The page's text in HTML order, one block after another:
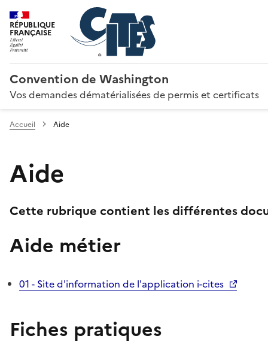
RÉPUBLIQUE
FRANÇAISE
Convention de Washington
Vos demandes dématérialisées de permis et certificats
Accueil Aide
Aide
Cette rubrique contient les différentes
Aide métier
01 - Site d'information de l'application i-cites
Fiches pratiques